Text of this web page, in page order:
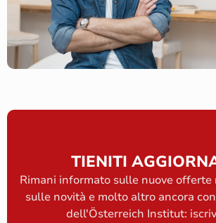
TIENITI
Rimani informato sulle nuove offerte
sulle novità e molto altro ancora
dell'Österreich Institut: